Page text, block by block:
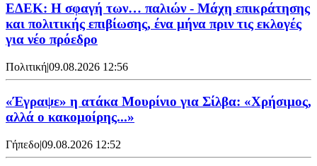
ΕΔΕΚ: Η σφαγή των… παλιών - Μάχη επικράτησης
και πολιτικής επιβίωσης, ένα μήνα πριν τις εκλογές
για νέο πρόεδρο
Πολιτική|09.08.2026 12:56
«Έγραψε» η ατάκα Μουρίνιο για Σίλβα: «Χρήσιμος,
αλλά ο κακομοίρης...»
Γήπεδο|09.08.2026 12:52